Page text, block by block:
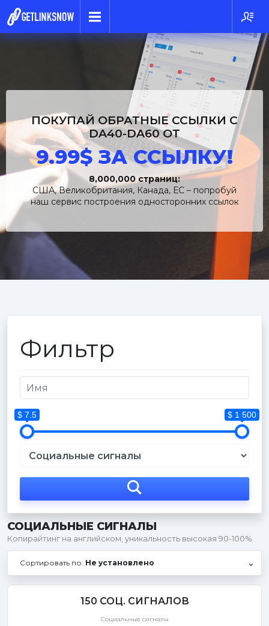
ПОКУПАЙ ОБРАТНЫЕ ССЫЛКИ C
DA40-DA60 ОТ
9.99$ ЗА ССЫЛКУ!
8,000,000 страниц:
США, Великобритания, Канада, ЕС – попробуй
наш сервис построения односторонних ссылок
Фильтр
$ 7.5 $ 1 500
СОЦИАЛЬНЫЕ СИГНАЛЫ
Копирайтинг на английском, уникальность высокая 90-100%
Сортировать по: Не установлено
150 СОЦ. СИГНАЛОВ
Социальные сигналы